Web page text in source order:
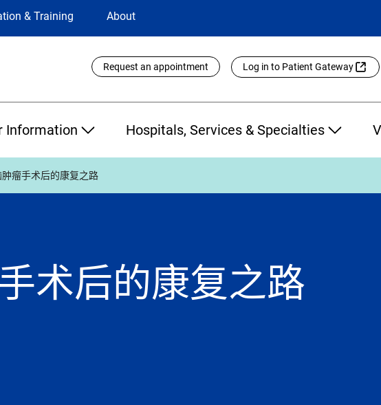
& Training About
Utility
Links
Request an appointment Log in to Patient Gateway
Information Hospitals, Services & Specialties
瘤手术后的康复之路
术后的康复之路